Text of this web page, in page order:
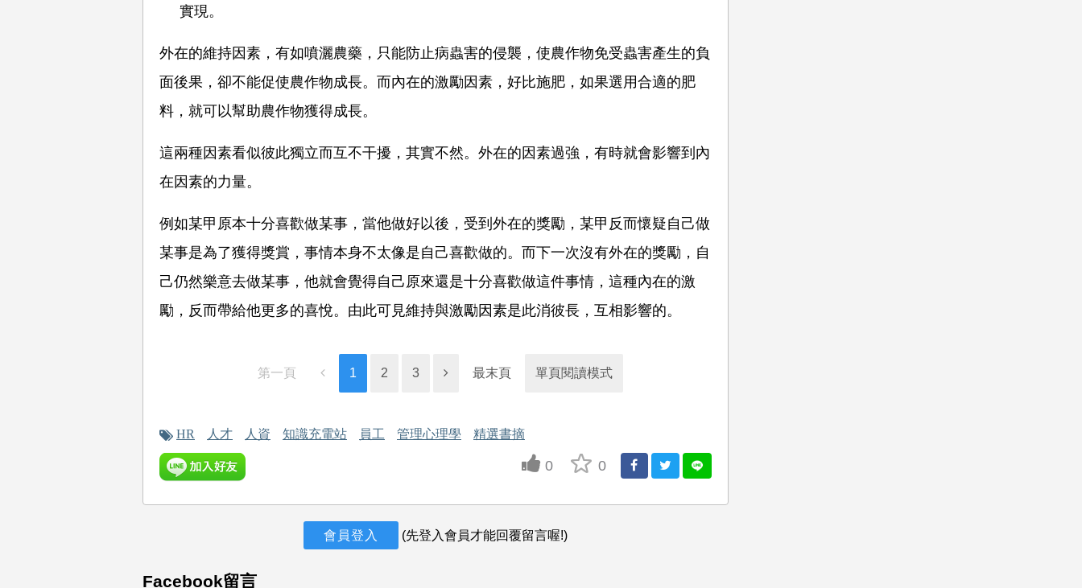
實現。
外在的維持因素，有如噴灑農藥，只能防止病蟲害的侵襲，使農作物免受蟲害產生的負
面後果，卻不能促使農作物成長。而內在的激勵因素，好比施肥，如果選用合適的肥
料，就可以幫助農作物獲得成長。
這兩種因素看似彼此獨立而互不干擾，其實不然。外在的因素過強，有時就會影響到內
在因素的力量。
例如某甲原本十分喜歡做某事，當他做好以後，受到外在的獎勵，某甲反而懷疑自己做
某事是為了獲得獎賞，事情本身不太像是自己喜歡做的。而下一次沒有外在的獎勵，自
己仍然樂意去做某事，他就會覺得自己原來還是十分喜歡做這件事情，這種內在的激
勵，反而帶給他更多的喜悅。由此可見維持與激勵因素是此消彼長，互相影響的。
第一頁 1 2 3 最末頁 單頁閱讀模式
HR 人才 人資 知識充電站 員工 管理心理學 精選書摘
up vote
0 0
會員登入 (先登入會員才能回覆留言喔!)
Facebook留言